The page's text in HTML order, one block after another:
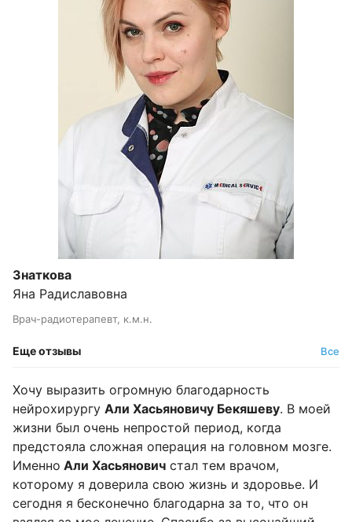
Знаткова
Яна Радиславовна
Врач-радиотерапевт, к.м.н.
Еще отзывы Все
Хочу выразить огромную благодарность
нейрохирургу Али Хасьяновичу Бекяшеву. В моей
жизни был очень непростой период, когда
предстояла сложная операция на головном мозге.
Именно Али Хасьянович стал тем врачом,
которому я доверила свою жизнь и здоровье. И
сегодня я бесконечно благодарна за то, что он